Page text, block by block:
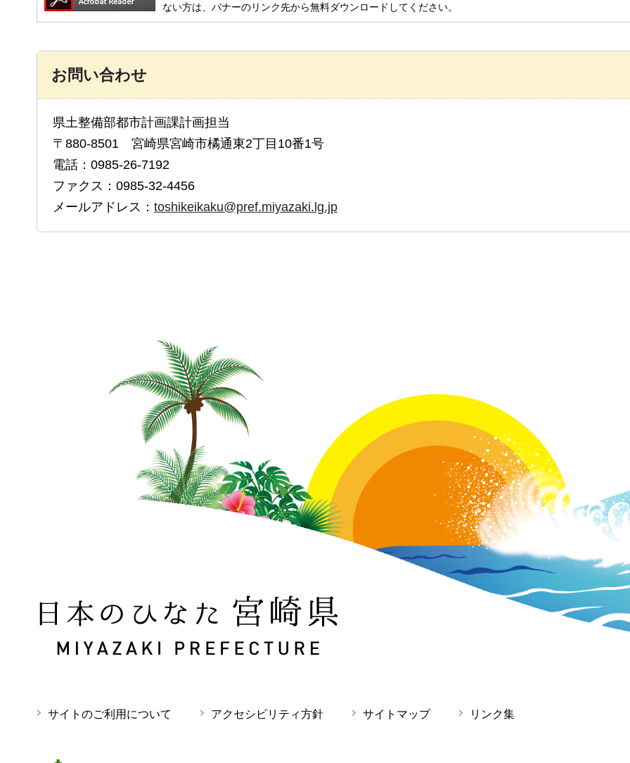
ない方は、バナーのリンク先から無料ダウンロードしてください。
お問い合わせ
県土整備部都市計画課計画担当
〒880-8501 宮崎県宮崎市橘通東2丁目10番1号
電話：0985-26-7192
ファクス：0985-32-4456
メールアドレス： toshikeikaku@pref.miyazaki.lg.jp
日本のひなた 宮崎県 MIYAZAKI PREFECTURE
サイトのご利用について アクセシビリティ方針 サイトマップ リンク集